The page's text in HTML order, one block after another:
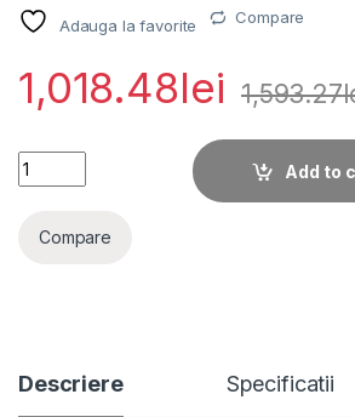
Adauga la favorite Compare
1,018.48lei 1,593.27
TAPO C410 SMART WIRE-FREE
Add to
Compare
Descriere Specificatii